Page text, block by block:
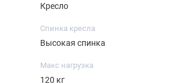
Кресло
Спинка кресла
Высокая спинка
Макс нагрузка
120 кг